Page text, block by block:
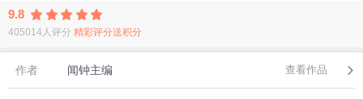
9.8
405014人评分 精彩评分送积分
作者 闻钟主编 查看作品